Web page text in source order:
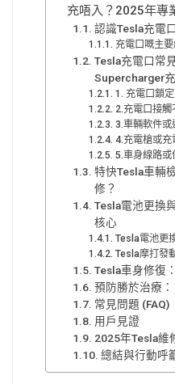
充唔入？2025年專
認識Tesla充電
充電口嘅主
Tesla充電口常
Supercharger
1. 充電口鎖
2.充電口接觸
3.車輛軟件或
4.充電槍或充
5.車身線路或
特快Tesla車輛
修？
Tesla電池更換
核心
Tesla電池更
Tesla摩打發
Tesla車身修復
預防勝於治療
常見問題 (FAQ)
用戶見證
2025年Tesla維
總結與行動呼